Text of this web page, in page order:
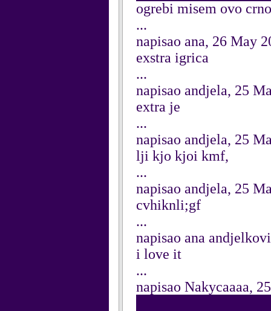
ogrebi misem ovo
...
napisao ana, 26 May
exstra igrica
...
napisao andjela, 25
extra je
...
napisao andjela, 25
lji kjo kjoi kmf,
...
napisao andjela, 25
cvhiknli;gf
...
napisao ana
i love it
...
napisao Nakycaaaa,